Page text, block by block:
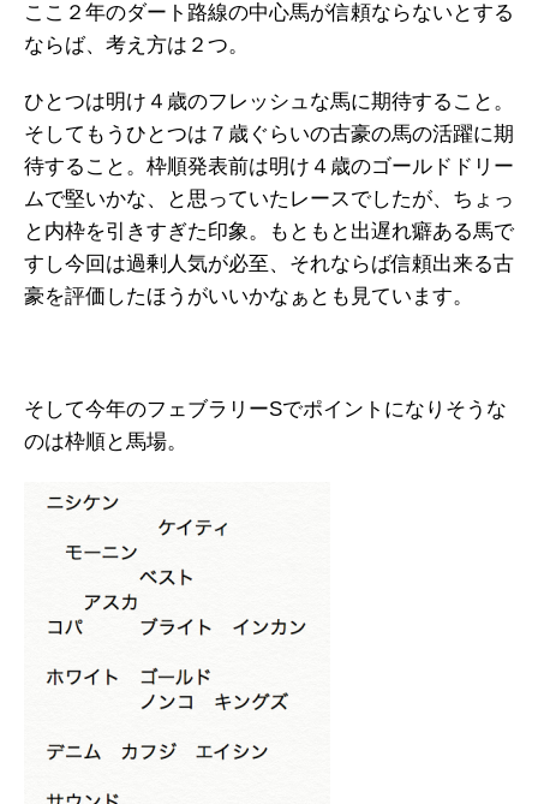
ここ２年のダート路線の中心馬が信頼ならないとする
ならば、考え方は２つ。
ひとつは明け４歳のフレッシュな馬に期待すること。
そしてもうひとつは７歳ぐらいの古豪の馬の活躍に期
待すること。枠順発表前は明け４歳のゴールドドリー
ムで堅いかな、と思っていたレースでしたが、ちょっ
と内枠を引きすぎた印象。もともと出遅れ癖ある馬で
すし今回は過剰人気が必至、それならば信頼出来る古
豪を評価したほうがいいかなぁとも見ています。
そして今年のフェブラリーSでポイントになりそうな
のは枠順と馬場。